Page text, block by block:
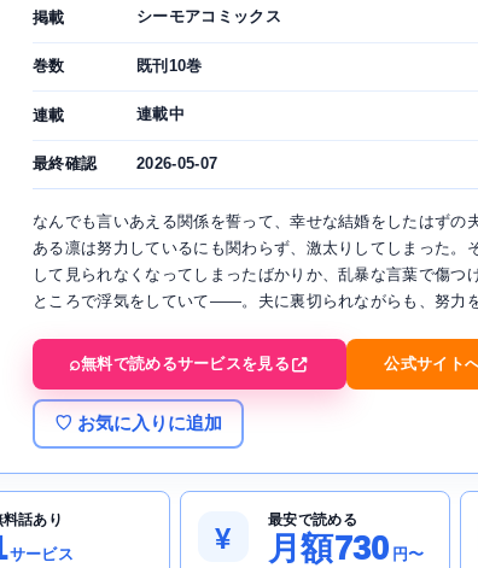
掲載 シーモアコミックス
巻数 既刊10巻
連載 連載中
最終確認 2026-05-07
なんでも言いあえる関係を誓って、幸せな結婚をしたはずの
ある凛は努力しているにも関わらず、激太りしてしまった。
して見られなくなってしまったばかりか、乱暴な言葉で傷つ
ところで浮気をしていて――。夫に裏切られながらも、努力
無料で読めるサービスを見る 公式サイト
♡ お気に入りに追加
料話あり
サービス ¥
最安で読める
月額730 円〜